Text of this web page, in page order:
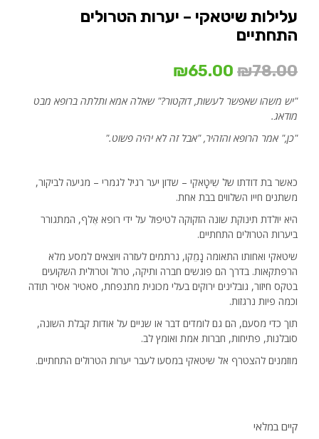
עלילות שיטאקי – יערות הטרולים
התחתיים
₪78.00
המחיר
המקורי
₪78.00.
₪65.00
הנוכחי
₪65.00.
"יש משהו שאפשר לעשות, דוקטור?" שאלה אמא ותלתה ברופא מבט
מודאג.
"כן," אמר הרופא והזהיר, "אבל זה לא יהיה פשוט.
"
כאשר בת דודתו של שִיטָאקִי – שדון יער רגיל לגמרי – מגיעה לביקור,
משתנים חייו השלווים בבת אחת.
היא יולדת תינוקת שונה הזקוקה לטיפול על ידי רופא אֶלף, המתגורר
ביערות הטרולים התחתיים.
שיטאקי ואחותו התאומה נָמֵקו, נרתמים לעזרה ויוצאים למסע מלא
הרפתקאות. בדרך הם פוגשים חברה ותיקה, טרול וטרולית השקועים
בטקס חיזור, גובלינים ירוקים בעלי מכונית מתנפחת, סאטיר אסיר תודה
וכמה פיות נרגזות.
תוך כדי מסעם, הם גם לומדים דבר או שניים על אודות קבלת השונה,
סובלנות, פתיחות, חברות אמת ואומץ לב.
מוזמנים להצטרף אל שיטאקי במסעו לעבר יערות הטרולים התחתיים.
קיים במלאי